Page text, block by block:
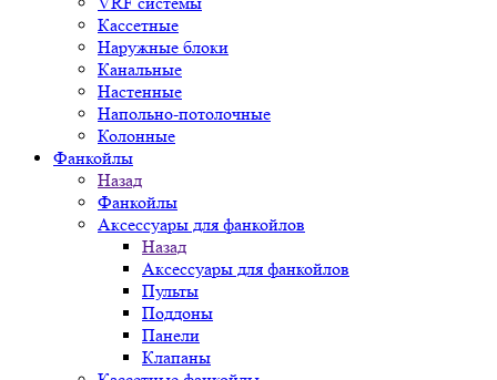
Кассетные
Наружные блоки
Канальные
Настенные
Напольно-потолочные
Колонные
Фанкойлы
Назад
Фанкойлы
Аксессуары для фанкойлов
Назад
Аксессуары для фанкойлов
Пульты
Поддоны
Панели
Клапаны